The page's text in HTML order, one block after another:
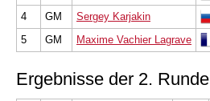
4
GM Sergey Karjakin
5
GM Maxime Vachier Lagrave
Ergebnisse der 2. Runde